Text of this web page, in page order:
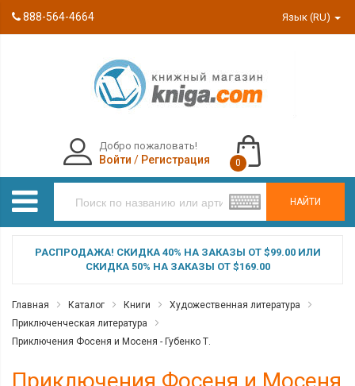
888-564-4664 Язык (RU)
НАЙТИ
Добро пожаловать!
Войти / Регистрация 0
РАСПРОДАЖА! СКИДКА 40% НА ЗАКАЗЫ ОТ $99.00 ИЛИ
СКИДКА 50% НА ЗАКАЗЫ ОТ $169.00
Главная Каталог Книги
Художественная литература
Приключенческая литература
Приключения Фосеня и Мосеня - Губенко Т.